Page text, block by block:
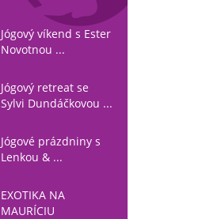
Jógový víkend s Ester
Novotnou ...
Jógový retreat se
Sylvi Dundáčkovou ...
Jógové prázdniny s
Lenkou & ...
EXOTIKA NA
MAURÍCIU